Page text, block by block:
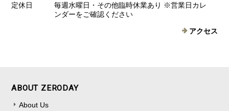
定休日
毎週水曜日・その他臨時休業あり ※営業日カレ
ンダーをご確認ください
アクセス
ABOUT ZERODAY
About Us